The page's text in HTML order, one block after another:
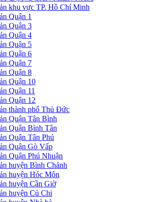
khu vực TP. Hồ Chí Minh
Quận 1
Quận 3
Quận 4
Quận 5
Quận 6
Quận 7
Quận 8
Quận 10
Quận 11
Quận 12
thành phố Thủ Đức
Quận Tân Bình
Quận Bình Tân
Quận Tân Phú
Quận Gò Vấp
Quận Phú Nhuận
huyện Bình Chánh
huyện Hóc Môn
huyện Cần Giờ
huyện Củ Chi